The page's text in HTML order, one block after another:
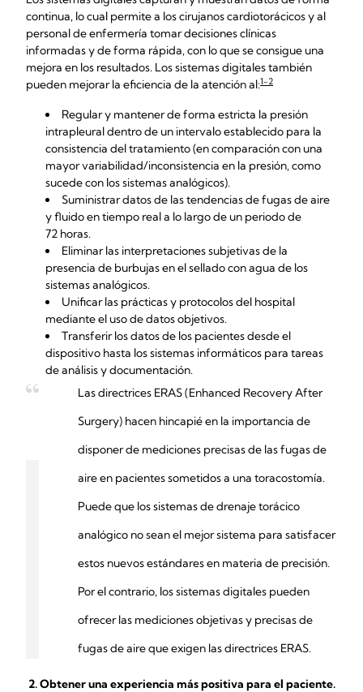
continua, lo cual permite a los cirujanos cardiotorácicos y al
personal de enfermería tomar decisiones clínicas
informadas y de forma rápida, con lo que se consigue una
mejora en los resultados. Los sistemas digitales también
pueden mejorar la eficiencia de la atención al:1-2
Regular y mantener de forma estricta la presión
intrapleural dentro de un intervalo establecido para la
consistencia del tratamiento (en comparación con una
mayor variabilidad/inconsistencia en la presión, como
sucede con los sistemas analógicos).
Suministrar datos de las tendencias de fugas de aire
y fluido en tiempo real a lo largo de un periodo de
72 horas.
Eliminar las interpretaciones subjetivas de la
presencia de burbujas en el sellado con agua de los
sistemas analógicos.
Unificar las prácticas y protocolos del hospital
mediante el uso de datos objetivos.
Transferir los datos de los pacientes desde el
dispositivo hasta los sistemas informáticos para tareas
de análisis y documentación.
Las directrices ERAS (Enhanced Recovery After
Surgery) hacen hincapié en la importancia de
disponer de mediciones precisas de las fugas de
aire en pacientes sometidos a una toracostomía.
Puede que los sistemas de drenaje torácico
analógico no sean el mejor sistema para satisfacer
estos nuevos estándares en materia de precisión.
Por el contrario, los sistemas digitales pueden
ofrecer las mediciones objetivas y precisas de
fugas de aire que exigen las directrices ERAS.
2.Obtener una experiencia más positiva para el paciente.